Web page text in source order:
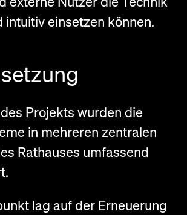
intuitiv einsetzen können.
Projekts wurden die
in mehreren zentralen
Rathauses umfassend
lag auf der Erneuerung